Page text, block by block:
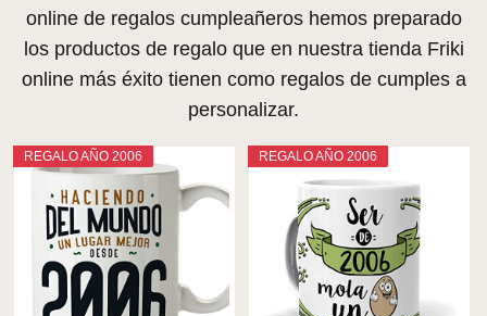
online de regalos cumpleañeros hemos preparado
los productos de regalo que en nuestra tienda Friki
online más éxito tienen como regalos de cumples a
personalizar.
REGALO AÑO 2006 REGALO AÑO 2006